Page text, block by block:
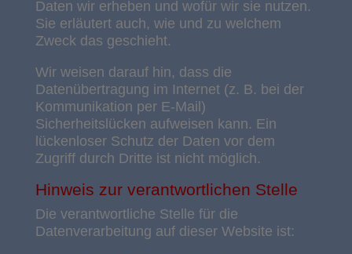
Daten wir erheben und wofür wir sie nutzen.
Sie erläutert auch, wie und zu welchem
Zweck das geschieht.
Wir weisen darauf hin, dass die
Datenübertragung im Internet (z. B. bei der
Kommunikation per E-Mail)
Sicherheitslücken aufweisen kann. Ein
lückenloser Schutz der Daten vor dem
Zugriff durch Dritte ist nicht möglich.
Hinweis zur verantwortlichen Stelle
Die verantwortliche Stelle für die
Datenverarbeitung auf dieser Website ist: